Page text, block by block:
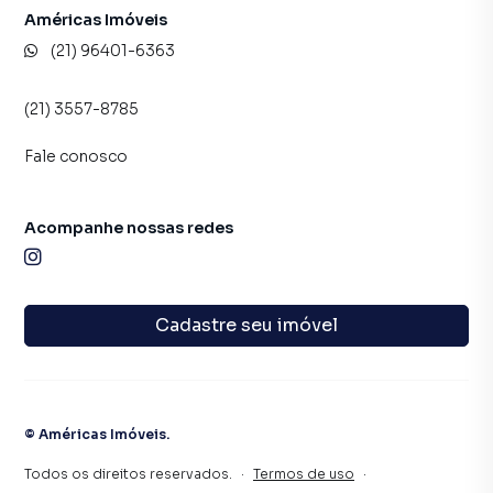
Américas Imóveis
(21) 96401-6363
(21) 3557-8785
Fale conosco
Cadastre seu imóvel
Acompanhe nossas redes
© Américas Imóveis.
Todos os direitos reservados. · Termos de uso ·